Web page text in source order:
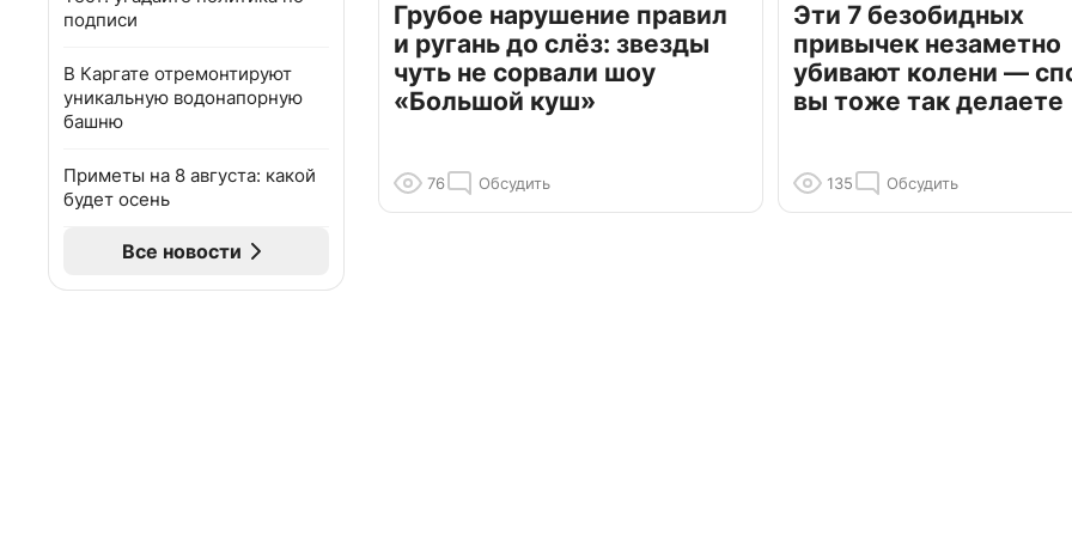
подписи
В Каргате отремонтируют
уникальную водонапорную
башню
Приметы на 8 августа: какой
будет осень
Все новости
Грубое нарушение правил
и ругань до слёз: звезды
чуть не сорвали шоу
«Большой куш»
76 Обсудить
Эти 7 безобидных
привычек незаметно
убивают колени —
вы тоже так делаете
135 Обсудить